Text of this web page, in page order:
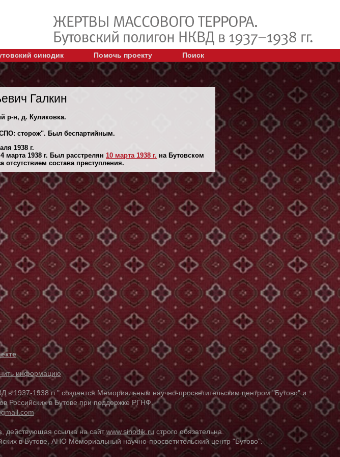
синодик Помочь проекту Поиск
Галкин
р-н, д. Куликовка.
сторож". Был беспартийным.
1938 г.
1938 г. Был расстрелян 10 марта 1938 г. на Бутовском
состава преступления.
информацию
1938 гг." создается Мемориальным научно-просветительским центром "Бутово" и
Российских в Бутове при поддержке РГНФ.
действующая ссылка на сайтwww.sinodik.ru строго обязательна.
в Бутове, АНО Мемориальный научно-просветительский центр "Бутово".